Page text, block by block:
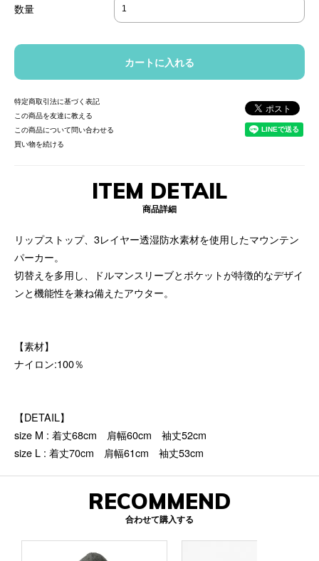
数量
特定商取引法に基づく表記
この商品を友達に教える
この商品について問い合わせる
買い物を続ける
ITEM DETAIL
商品詳細
リップストップ、3レイヤー透湿防水素材を使用したマウンテン
パーカー。
切替えを多用し、ドルマンスリーブとポケットが特徴的なデザイ
ンと機能性を兼ね備えたアウター。
【素材】
ナイロン:100％
【DETAIL】
size M : 着丈68cm 肩幅60cm 袖丈52cm
size L : 着丈70cm 肩幅61cm 袖丈53cm
RECOMMEND
合わせて購入する